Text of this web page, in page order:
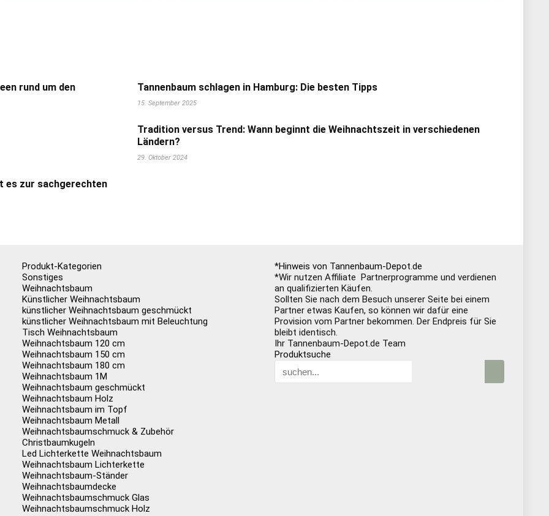
rund um den Tannenbaum schlagen in Hamburg: Die besten Tipps
15. September 2025
Tradition versus Trend: Wann beginnt die Weihnachtszeit in verschiedenen
Ländern?
29. Oktober 2024
es zur sachgerechten
Produkt-Kategorien
Sonstiges
Weihnachtsbaum
Künstlicher Weihnachtsbaum
künstlicher Weihnachtsbaum geschmückt
künstlicher Weihnachtsbaum mit Beleuchtung
Tisch Weihnachtsbaum
Weihnachtsbaum 120 cm
Weihnachtsbaum 150 cm
Weihnachtsbaum 180 cm
Weihnachtsbaum 1M
Weihnachtsbaum geschmückt
Weihnachtsbaum Holz
Weihnachtsbaum im Topf
Weihnachtsbaum Metall
Weihnachtsbaumschmuck & Zubehör
Christbaumkugeln
Led Lichterkette Weihnachtsbaum
Weihnachtsbaum Lichterkette
Weihnachtsbaum-Ständer
Weihnachtsbaumdecke
Weihnachtsbaumschmuck Glas
Weihnachtsbaumschmuck Holz
*Hinweis von Tannenbaum-Depot.de
*Wir nutzen Affiliate Partnerprogramme und verdienen
an qualifizierten Käufen.
Sollten Sie nach dem Besuch unserer Seite bei einem
Partner etwas Kaufen, so können wir dafür eine
Provision vom Partner bekommen. Der Endpreis für Sie
bleibt identisch.
Ihr Tannenbaum-Depot.de Team
Produktsuche